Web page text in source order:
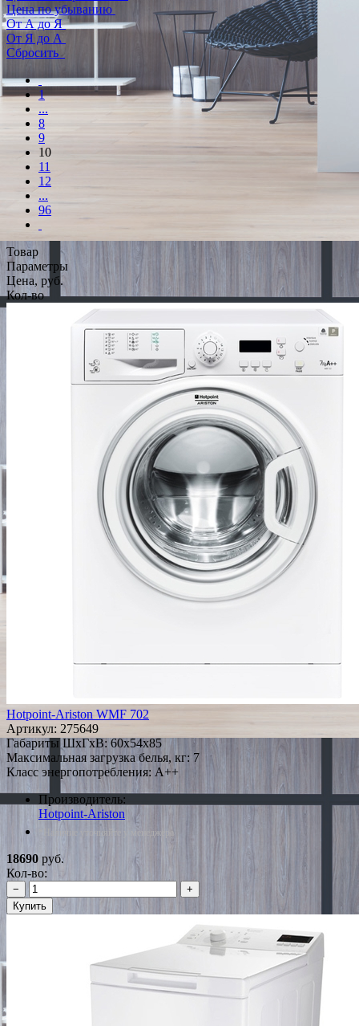
Цена по убыванию
От А до Я
От Я до А
Сбросить
1
...
8
9
10
11
12
...
96
Товар
Параметры
Цена, руб.
Кол-во
Hotpoint-Ariston WMF 702
Артикул: 275649
Габариты ШxГxВ: 60x54x85
Максимальная загрузка белья, кг: 7
Класс энергопотребления: A++
Производитель:
Hotpoint-Ariston
*Наличие уточняйте у менеджера
18690 руб.
Кол-во:
−
+
Купить